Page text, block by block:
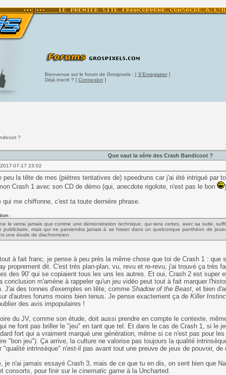
Bienvenue sur le forum de Grospixels : [ S'Enregistrer]
Déjà inscrit ? [ Connexion ]
?
Que vaut la série des Crash Bandicoot ?
07-17 23:02
peu la tête de mes (piètres tentatives de) speedruns car j'ai été intrigué par
Crash 1 avec son CD de démo (qui, anecdote rigolote, n'est pas le bon
qui me chiffonne, c'est ta toute dernière phrase.
:
le verrai jamais que comme une démonstration technique, qui sera certes, avec sa suite,
publicitaire, mais qui ne parviendra jamais à se hisser dans un quelconque panthéon de
une étude de diachronicien.
à fait franc, je pense à peu près la même chose que toi de Crash 1 : que
proprement dit. C'est très plan-plan, vu, revu et re-revu, j'ai trouvé ça très
des 90' qui se copiaient tous les uns les autres. Et oui, Crash 2 est super
conclusion m'amène à rappeler qu'un jeu vidéo peut tout à fait marquer
J'ai des tonnes d'exemples en tête, comme Shadow of the Beast, et bien
d'autres forums moins bien tenus. Je pense exactement ça de Killer
des avis impopulaires !
du JV, comme son étude, doit aussi prendre en compte le contexte,
ne font pas briller le "jeu" en tant que tel. Et dans le cas de Crash 1, si le
fort qui a vraiment marqué une génération, même si ce n'est pas pour
"bon jeu"). Ça arrive, la culture ne valorise pas toujours la qualité
"qualité intrinsèque" n'est-il pas avant tout une preuve de jeux de pouvoir, de
je n'ai jamais essayé Crash 3, mais de ce que tu en dis, on sent bien que
consorts, pour finir sur le cinematic gameà la Uncharted.